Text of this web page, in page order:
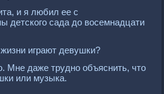
и я любил ее с
детского сада до восемнадцати
играют девушки?
даже трудно объяснить, что
или музыка.